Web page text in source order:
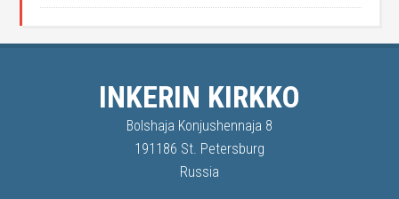
INKERIN KIRKKO
Bolshaja Konjushennaja 8
191186 St. Petersburg
Russia